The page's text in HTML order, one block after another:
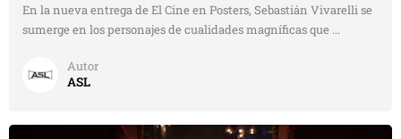
En la nueva entrega de El Cine en Posters, Sebastián Vivarelli se
sumerge en los personajes de cualidades magníficas que ...
Autor
ASL